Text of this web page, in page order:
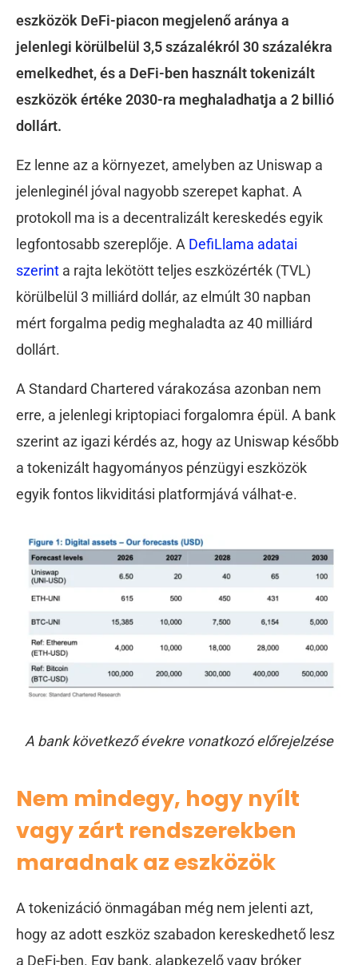
eszközök DeFi-piacon megjelenő aránya a
jelenlegi körülbelül 3,5 százalékról 30 százalékra
emelkedhet, és a DeFi-ben használt tokenizált
eszközök értéke 2030-ra meghaladhatja a 2 billió
dollárt.
Ez lenne az a környezet, amelyben az Uniswap a
jelenleginél jóval nagyobb szerepet kaphat. A
protokoll ma is a decentralizált kereskedés egyik
legfontosabb szereplője. A DefiLlama adatai
szerint a rajta lekötött teljes eszközérték (TVL)
körülbelül 3 milliárd dollár, az elmúlt 30 napban
mért forgalma pedig meghaladta az 40 milliárd
dollárt.
A Standard Chartered várakozása azonban nem
erre, a jelenlegi kriptopiaci forgalomra épül. A bank
szerint az igazi kérdés az, hogy az Uniswap később
a tokenizált hagyományos pénzügyi eszközök
egyik fontos likviditási platformjává válhat-e.
A bank következő évekre vonatkozó előrejelzése
Nem mindegy, hogy nyílt
vagy zárt rendszerekben
maradnak az eszközök
A tokenizáció önmagában még nem jelenti azt,
hogy az adott eszköz szabadon kereskedhető lesz
a DeFi-ben. Egy bank, alapkezelő vagy bróker